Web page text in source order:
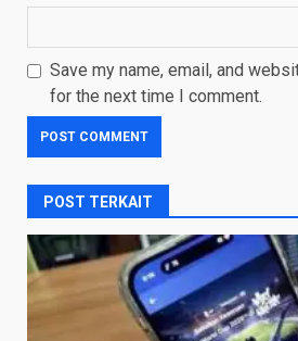
Save my name, email, and
for the next time I comment.
POST TERKAIT